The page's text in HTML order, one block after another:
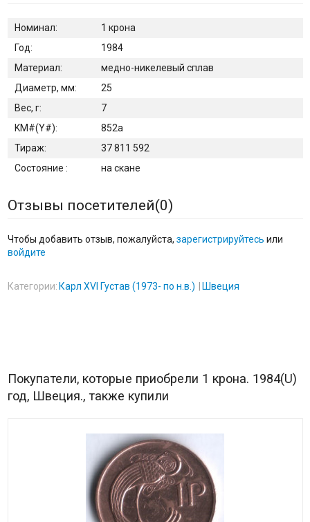
Номинал:
1 крона
Год:
1984
Материал:
медно-никелевый сплав
Диаметр, мм:
25
Вес, г:
7
KM#(Y#):
852а
Тираж:
37 811 592
Состояние :
на скане
Отзывы посетителей(0)
Чтобы добавить отзыв, пожалуйста, зарегистрируйтесь или
войдите
Категории: Карл XVI Густав (1973- по н.в.) Швеция
Покупатели, которые приобрели 1 крона. 1984(U)
год, Швеция., также купили